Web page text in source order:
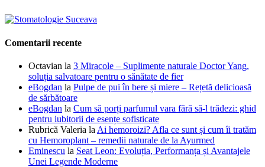
Comentarii recente
Octavian la 3 Miracole – Suplimente naturale Doctor Yang,
soluția salvatoare pentru o sănătate de fier
eBogdan la Pulpe de pui în bere și miere – Rețetă delicioasă
de sărbătoare
eBogdan la Cum să porți parfumul vara fără să-l trădezi: ghid
pentru iubitorii de esențe sofisticate
Rubrică Valeria la Ai hemoroizi? Afla ce sunt și cum îi tratăm
cu Hemoroplant – remedii naturale de la Ayurmed
Eminescu la Seat Leon: Evoluția, Performanța și Avantajele
Unei Legende Moderne